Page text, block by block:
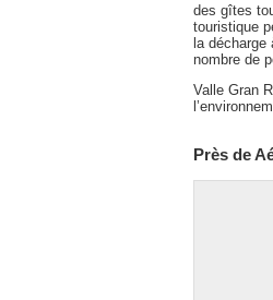
des gîtes
touristique
la
nombre de
Valle Gran
Près de